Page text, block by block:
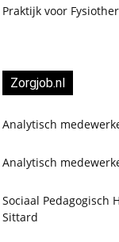
Praktijk voor
Zorgjob.nl
Analytisch
Analytisch
Sociaal Pedagogisch
Sittard